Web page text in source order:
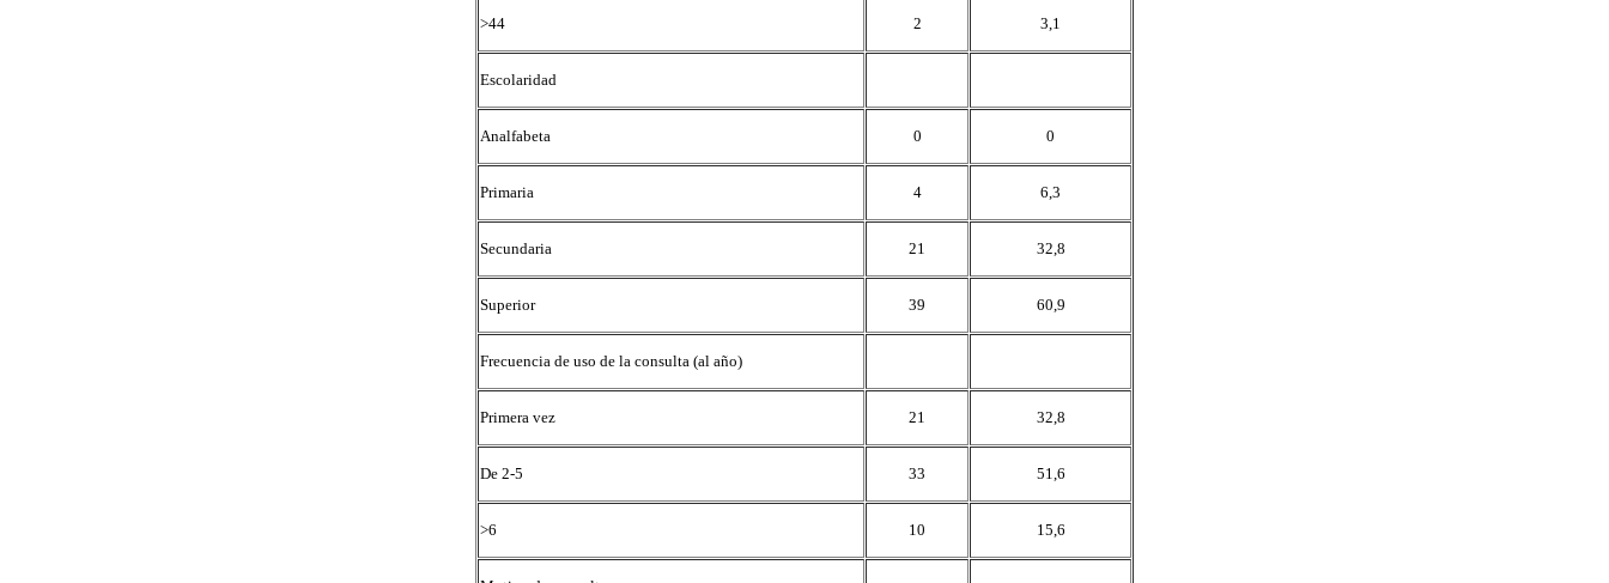
>44 2 3,1
Escolaridad
Analfabeta 0 0
Primaria 4 6,3
Secundaria 21 32,8
Superior 39 60,9
Frecuencia de uso de la consulta (al año)
Primera vez 21 32,8
De 2-5 33 51,6
>6 10 15,6